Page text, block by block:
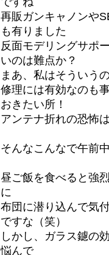
再販ガンキャノンや
も有りました
反面モデリングサポ
いのは難点か？
まあ、私はそういう
修理には有効なのも
おきたい所！
アンテナ折れの恐怖
そんなこんなで午前
昼ご飯を食べると強
に
布団に潜り込んで気
ですな（笑）
しかし、ガラス鑢の
悩んで